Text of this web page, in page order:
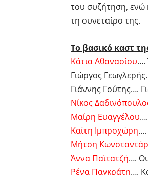
του συζήτηση, ενώ
τη συνεταίρο της.
Το βασικό καστ
Κάτια Αθανασίου….
Γιώργος
Γιάννης Γούτης….
Νίκος
Μαίρη Ευαγγέλου
Καίτη Ιμπροχώρη….
Μήτση
Άννα Παϊτατζή….
Ρένα Παγκράτη….